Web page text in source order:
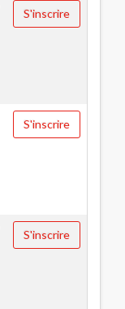
S'inscrire
S'inscrire
S'inscrire